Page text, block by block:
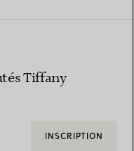
Tiffany
INSCRIPTION